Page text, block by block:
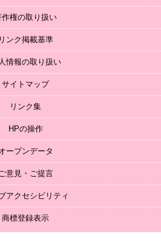
作権の取り扱い
リンク掲載基準
情報の取り扱い
サイトマップ
リンク集
HPの操作
ープンデータ
ご意見・ご提言
アクセシビリティ
商標登録表示